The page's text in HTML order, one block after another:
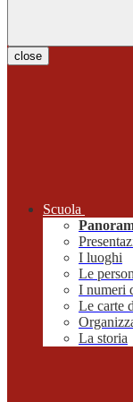
close
Scuola
I luoghi
Le
I numeri
Le carte
La storia